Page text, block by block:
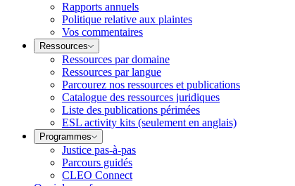
Rapports annuels
Politique relative aux plaintes
Vos commentaires
Ressources
Ressources par domaine
Ressources par langue
Parcourez nos ressources et publications
Catalogue des ressources juridiques
Liste des publications périmées
ESL activity kits (seulement en anglais)
Programmes
Justice pas-à-pas
Parcours guidés
CLEO Connect